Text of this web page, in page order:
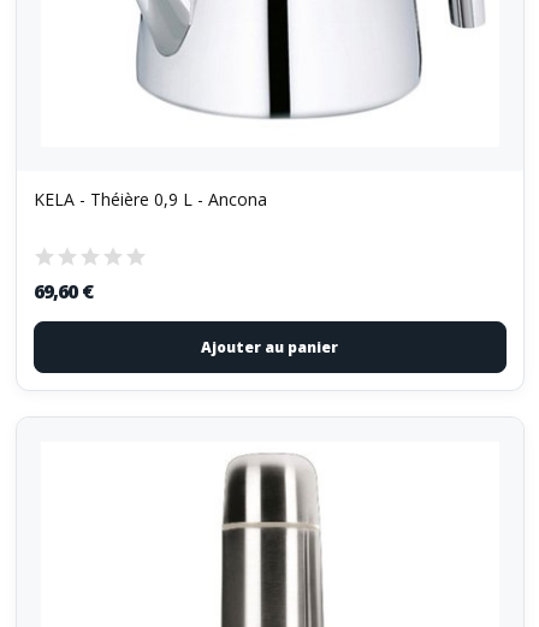
KELA - Théière 0,9 L - Ancona
69,60 €
Ajouter au panier